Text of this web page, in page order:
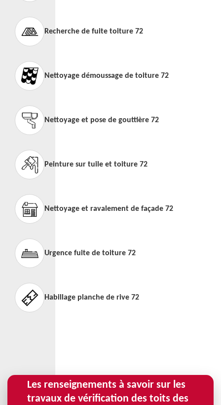
Recherche de fuite toiture 72
Nettoyage démoussage de toiture 72
Nettoyage et pose de gouttière 72
Peinture sur tuile et toiture 72
Nettoyage et ravalement de façade 72
Urgence fuite de toiture 72
Habillage planche de rive 72
Les renseignements à savoir sur les
travaux de vérification des toits des